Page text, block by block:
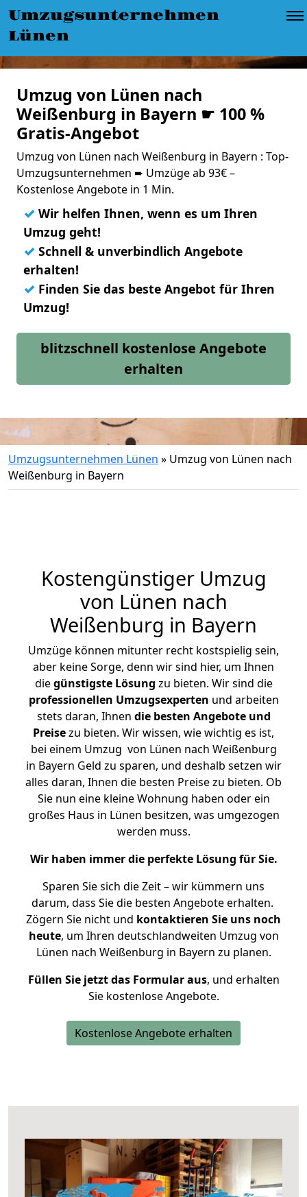
Umzugsunternehmen
Lünen
Umzug von Lünen nach
Weißenburg in Bayern ☛ 100 %
Gratis-Angebot
Umzug von Lünen nach Weißenburg in Bayern : Top-
Umzugsunternehmen ➨ Umzüge ab 93€ –
Kostenlose Angebote in 1 Min.
✓ Wir helfen Ihnen, wenn es um Ihren
Umzug geht!
✓ Schnell & unverbindlich Angebote
erhalten!
✓ Finden Sie das beste Angebot für Ihren
Umzug!
blitzschnell kostenlose Angebote
erhalten
Umzugsunternehmen Lünen » Umzug von Lünen nach
Weißenburg in Bayern
Kostengünstiger Umzug
von Lünen nach
Weißenburg in Bayern
Umzüge können mitunter recht kostspielig sein,
aber keine Sorge, denn wir sind hier, um Ihnen
diegünstigste Lösung zu bieten. Wir sind die
professionellen Umzugsexperten und arbeiten
stets daran, Ihnen die besten Angebote und
Preisezu bieten. Wir wissen, wie wichtig es ist,
bei einem Umzug von Lünen nach Weißenburg
in Bayern Geld zu sparen, und deshalb setzen wir
alles daran, Ihnen die besten Preise zu bieten. Ob
Sie nun eine kleine Wohnung haben oder ein
großes Haus in Lünen besitzen, was umgezogen
werden muss.
Wir haben immer die perfekte Lösung für Sie.
Sparen Sie sich die Zeit – wir kümmern uns
darum, dass Sie die besten Angebote erhalten.
Zögern Sie nicht und kontaktieren Sie uns noch
heute, um Ihren deutschlandweiten Umzug von
Lünen nach Weißenburg in Bayern zu planen.
Füllen Sie jetzt das Formular aus, und erhalten
Sie kostenlose Angebote.
Kostenlose Angebote erhalten